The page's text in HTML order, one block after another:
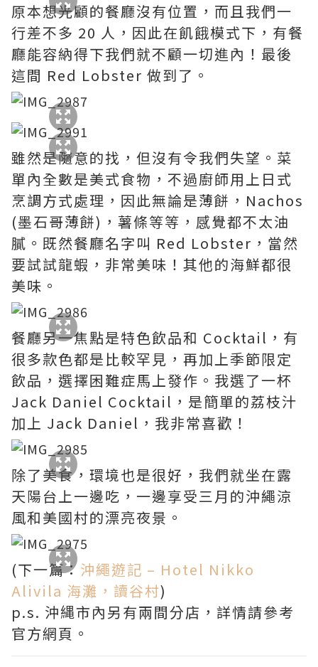
原本想光顧的餐廳沒有位置，而且我們一
行差不多 20 人，因此在飢餓模式下，有餐
廳能容納得下我們就不顧一切進內！最後
這間 Red Lobster 做到了。
雖然是隨意的找，但沒有令我們失望。菜
單內全數是美式食物，不過廚師用上日式
烹調方式處理，因此無論是薄餅，Nachos
(墨石哥薄餅)，薯條等等，感覺都不太油
膩。既然餐廳名字叫 Red Lobster，當然
要試試龍蝦，非常美味！其他的海鮮都很
美味。
餐廳另一焦點是特色飲品和 Cocktail，有
很多款色都是比較罕見，再加上季節限定
飲品，選擇困難症馬上發作。我選了一杯
Jack Daniel Cocktail，是簡單的荔枝汁
加上 Jack Daniel，我非常喜歡！
除了美食，環境也是很好，我們就坐在露
天陽台上一邊吃，一邊享受三月的沖繩涼
風和美國村的漂亮夜景。
(下一篇：沖繩遊記 – Hotel Nikko
Alivila 海灘，讀谷村)
p.s. 沖縄市內另有兩間分店，詳情請參考
官方網頁。